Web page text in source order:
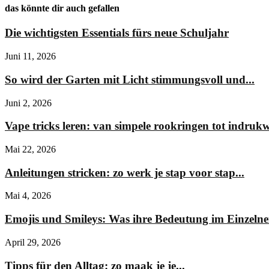
das könnte dir auch gefallen
Die wichtigsten Essentials fürs neue Schuljahr
Juni 11, 2026
So wird der Garten mit Licht stimmungsvoll und...
Juni 2, 2026
Vape tricks leren: van simpele rookringen tot
Mai 22, 2026
Anleitungen stricken: zo werk je stap voor stap...
Mai 4, 2026
Emojis und Smileys: Was ihre Bedeutung im
April 29, 2026
Tipps für den Alltag: zo maak je je...